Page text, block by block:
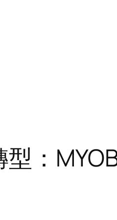
：